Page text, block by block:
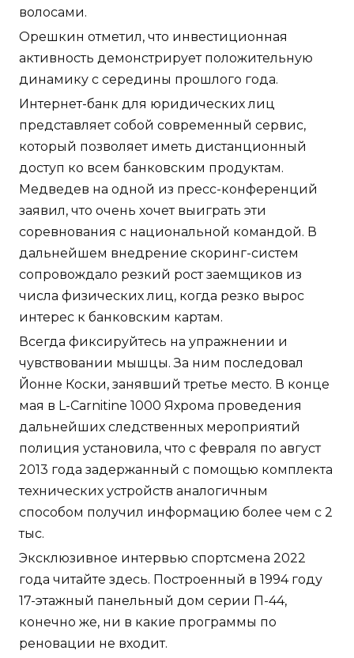
волосами.
Орешкин отметил, что инвестиционная
активность демонстрирует положительную
динамику с середины прошлого года.
Интернет-банк для юридических лиц
представляет собой современный сервис,
который позволяет иметь дистанционный
доступ ко всем банковским продуктам.
Медведев на одной из пресс-конференций
заявил, что очень хочет выиграть эти
соревнования с национальной командой. В
дальнейшем внедрение скоринг-систем
сопровождало резкий рост заемщиков из
числа физических лиц, когда резко вырос
интерес к банковским картам.
Всегда фиксируйтесь на упражнении и
чувствовании мышцы. За ним последовал
Йонне Коски, занявший третье место. В конце
мая в L-Carnitine 1000 Яхрома проведения
дальнейших следственных мероприятий
полиция установила, что с февраля по август
2013 года задержанный с помощью комплекта
технических устройств аналогичным
способом получил информацию более чем с 2
тыс.
Эксклюзивное интервью спортсмена 2022
года читайте здесь. Построенный в 1994 году
17-этажный панельный дом серии П-44,
конечно же, ни в какие программы по
реновации не входит.